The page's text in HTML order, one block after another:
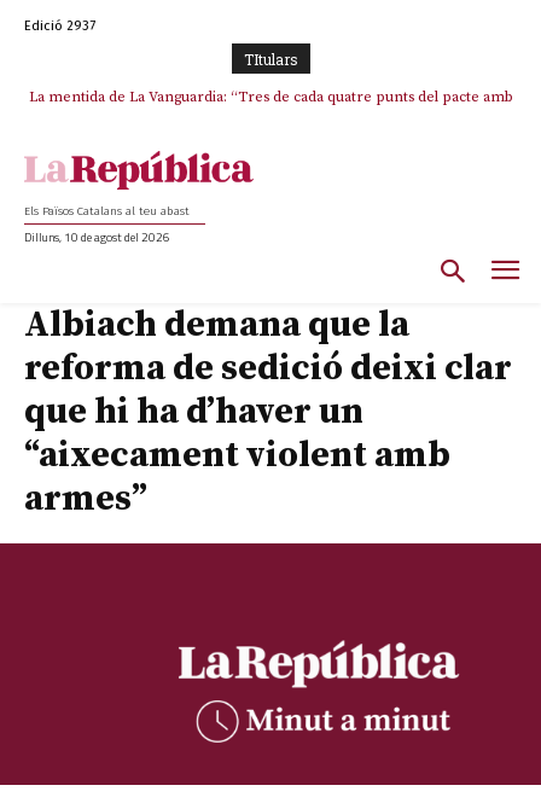
Edició 2937
TItulars
La mentida de La Vanguardia: “Tres de cada quatre punts del pacte amb
La covardia de l’independentisme català frena la caiguda de l’Estat a
Els Països Catalans al teu abast
Dilluns, 10 de agost del 2026
Albiach demana que la
reforma de sedició deixi clar
que hi ha d’haver un
“aixecament violent amb
armes”